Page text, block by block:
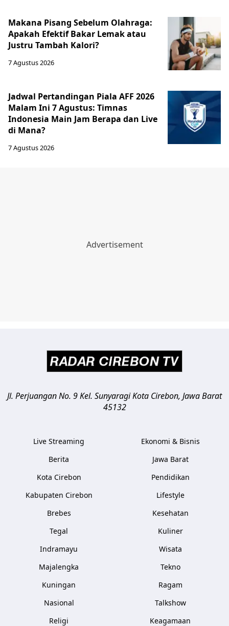
Makana Pisang Sebelum Olahraga:
Apakah Efektif Bakar Lemak atau
Justru Tambah Kalori?
7 Agustus 2026
Jadwal Pertandingan Piala AFF 2026
Malam Ini 7 Agustus: Timnas
Indonesia Main Jam Berapa dan Live
di Mana?
7 Agustus 2026
Jl. Perjuangan No. 9 Kel. SunyaragiKota Cirebon, Jawa Barat
45132
Live Streaming
Berita
Kota Cirebon
Kabupaten Cirebon
Brebes
Tegal
Indramayu
Majalengka
Kuningan
Nasional
Religi
Ekonomi & Bisnis
Jawa Barat
Pendidikan
Lifestyle
Kesehatan
Kuliner
Wisata
Tekno
Ragam
Talkshow
Keagamaan